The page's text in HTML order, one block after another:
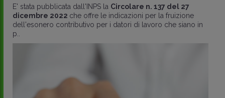
E' stata pubblicata dall'INPS la Circolare n. 137 del 27
dicembre 2022 che offre le indicazioni per la fruizione
dell'esonero contributivo per i datori di lavoro che siano in
p..